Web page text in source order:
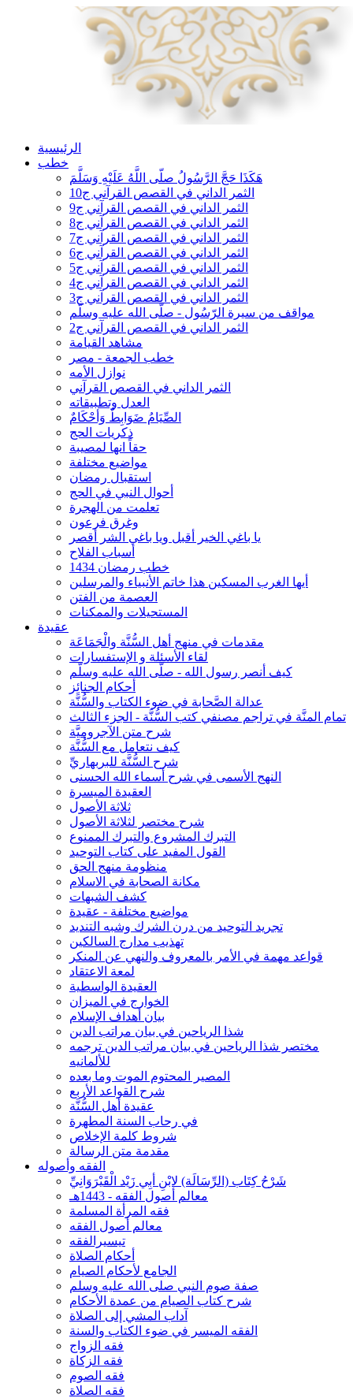
الرئيسية
خطب
هَكَذَا حَجَّ الرَّسُولُ صلّى اللَّهُ عَلَيْهِ وَسَلَّمَ
الثمر الداني في القصص القرآني ج10
الثمر الداني في القصص القرآني ج9
الثمر الداني في القصص القرآني ج8
الثمر الداني في القصص القرآني ج7
الثمر الداني في القصص القرآني ج6
الثمر الداني في القصص القرآني ج5
الثمر الداني في القصص القرآني ج4
الثمر الداني في القصص القرآني ج3
مواقف من سيرة الرّسُول - صلّى الله عليه وسلّم
الثمر الداني في القصص القرآني ج2
مشاهد القيامة
خطب الجمعة - مصر
نوازل الأمه
الثمر الداني في القصص القرآني
العدل وتطبيقاته
الصِّيَامُ ضَوَابِطٌ وَأحْكَامٌ
ذكريات الحج
حقاً انها لمصيبة
مواضيع مختلفة
استقبال رمضان
أحوال النبي في الحج
تعلمت من الهجرة
وغرق فرعون
يا باغي الخير أقبل ويا باغي الشر أقصر
أسباب الفلاح
خطب رمضان 1434
أيها الغرب المسكين هذا خاتم الأنبياء والمرسلين
العصمة من الفتن
المستحيلات والممكنات
عقيدة
مقدمات في منهج أهل السُّنَّة والْجَمَاعَة
لقاء الأسئلة و الإستفسارات
كيف أنصر رسول الله - صلّى الله عليه وسلّم
أحكام الجنائِز
عدالة الصَّحابة في ضوء الكتاب والسُّنَّة
تمام المنَّة في تراجم مصنفي كتب السُّنَّة - الجزء الثالث
شرح متن الآجروميَّة
كيف نتعامل مع السُّنَّة
شرح السُّنَّة للبربهاريِّ
النهج الأسمى في شرح أسماء الله الحسنى
العقيدة الميسرة
ثلاثة الأصول
شرح مختصر لثلاثة الأصول
التبرك المشروع والتبرك الممنوع
القول المفيد على كتاب التوحيد
منظومة منهج الحق
مكانة الصحابة في الاسلام
كشف الشبهات
مواضيع مختلفة - عقيدة
تجريد التوحيد من درن الشرك وشبه التنديد
تهذيب مدارج السالكين
قواعد مهمة في الأمر بالمعروف والنهي عن المنكر
لمعة الاعتقاد
العقيدة الواسطية
الخوارج في الميزان
بيان أهداف الإسلام
شذا الرياحين في بيان مراتب الدين
مختصر شذا الرياحين في بيان مراتب الدين ترجمه
للألمانيه
المصير المحتوم الموت وما بعده
شرح القواعد الأربع
عقيدة أهل السُّنَّة
في رحاب السنة المطهرة
شروط كلمة الإخلاص
مقدمة متن الرسالة
الفقه وأصوله
شَرْحُ كِتَاب (الرِّسَالَة) لابْنِ أبِي زَيْد الْقَيْرَوَانِيِّ
معالم أصول الفقه - 1443هـ
فقه المرأة المسلمة
معالم أصول الفقه
تيسيرالفقه
أحكام الصلاة
الجامع لأحكام الصيام
صفة صوم النبي صلى الله عليه وسلم
شرح كتاب الصيام من عمدة الأحكام
آداب المشي إلى الصلاة
الفقه الميسر في ضوء الكتاب والسنة
فقه الزواج
فقه الزكاة
فقه الصوم
فقه الصلاة